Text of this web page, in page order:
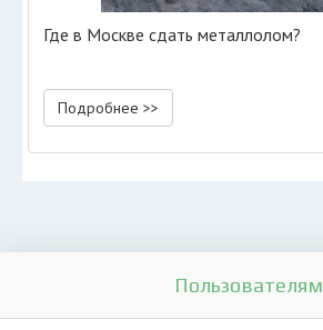
Где в Москве сдать металлолом?
Подробнее >>
Пользователям